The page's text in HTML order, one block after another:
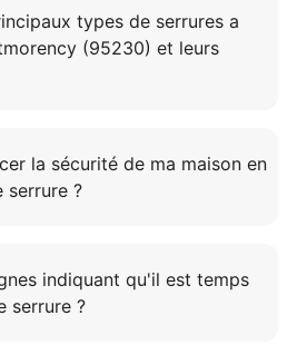
types de serrures a
(95230) et leurs
la sécurité de ma maison en
serrure ?
indiquant qu'il est temps
serrure ?